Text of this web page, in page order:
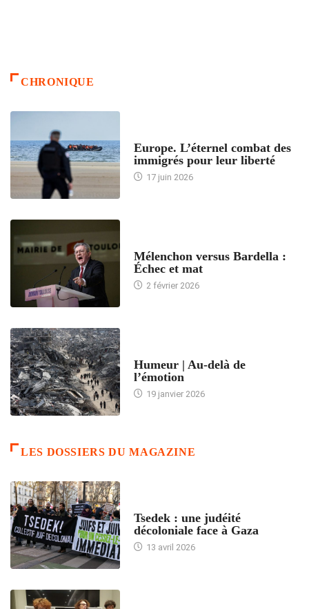
CHRONIQUE
Europe. L’éternel combat des
immigrés pour leur liberté
17 juin 2026
Mélenchon versus Bardella :
Échec et mat
2 février 2026
Humeur | Au-delà de
l’émotion
19 janvier 2026
LES DOSSIERS DU MAGAZINE
Tsedek : une judéité
décoloniale face à Gaza
13 avril 2026